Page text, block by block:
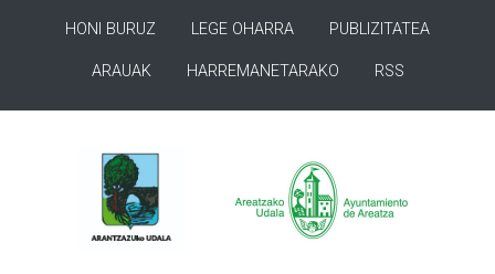
HONI BURUZ LEGE OHARRA PUBLIZITATEA
ARAUAK HARREMANETARAKO RSS